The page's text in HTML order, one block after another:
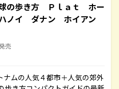
の歩き方 Ｐｌａｔ ホー
ノイ ダナン ホイアン
売
ムの人気４都市＋人気の郊外